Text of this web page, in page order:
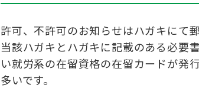
許可、不許可のお知らせはハガキにて郵
当該ハガキとハガキに記載のある必要
い就労系の在留資格の在留カー ドが発
多いです。